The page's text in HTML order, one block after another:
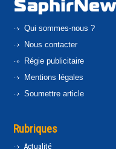
Qui sommes-nous ?
Nous contacter
Régie publicitaire
Mentions légales
Soumettre article
Rubriques
Actualité